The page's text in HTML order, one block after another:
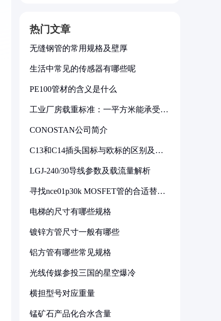
热门文章
无缝钢管的常用规格及壁厚
生活中常见的传感器有哪些呢
PE100管材的含义是什么
工业厂房载重标准：一平方米能承受多
CONOSTAN公司简介
C13和C14插头国标与欧标的区别及其
LGJ-240/30导线参数及载流量解析
寻找nce01p30k MOSFET管的合适替代
电梯的尺寸有哪些规格
镀锌方管尺寸一般有哪些
铝方管有哪些常见规格
光线传媒参投三国的星空爆冷
横担型号对应重量
锰矿石产品化合水含量